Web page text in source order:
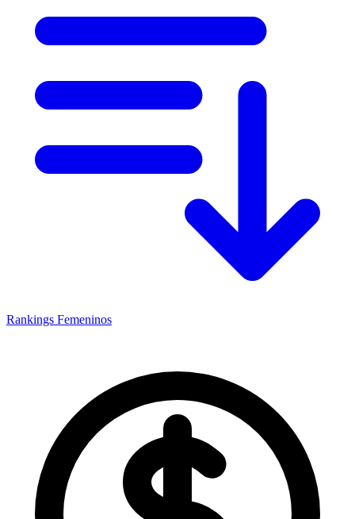
Rankings Femeninos